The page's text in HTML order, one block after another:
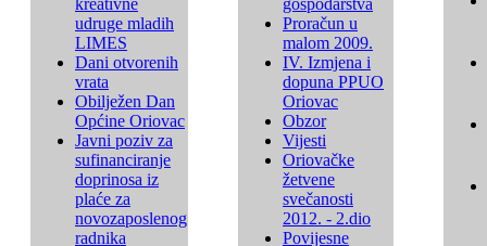
kreativne
udruge mladih
LIMES
Dani otvorenih
vrata
Obilježen Dan
Općine Oriovac
Javni poziv za
sufinanciranje
doprinosa iz
plaće za
novozaposlenog
radnika
gospodarstva
Proračun u
malom 2009.
IV. Izmjena i
dopuna PPUO
Oriovac
Obzor
Vijesti
Oriovačke
žetvene
svečanosti
2012. - 2.dio
Povijesne